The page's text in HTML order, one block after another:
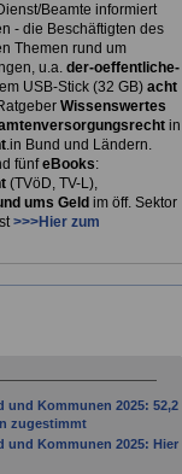
Beamte informiert
- die Beschäftigten des
Themen rund um
u.a. der-oeffentliche-
USB-Stick (32 GB) acht
Wissenswertes
in
.in Bund und Ländern.
fünfeBooks:
(TVöD, TV-L),
ums Geld im öff. Sektor
>>>Hier zum
Kommunen 2025: 52,2
zugestimmt
Kommunen 2025: Hier